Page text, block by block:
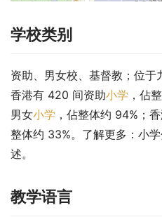
学校类别
资助、男女校、基督教；位于
香港有 420 间资助小学 ，佔
男女小学 ，佔整体约 94%；
整体约 33%。了解更多：小
述。
教学语言